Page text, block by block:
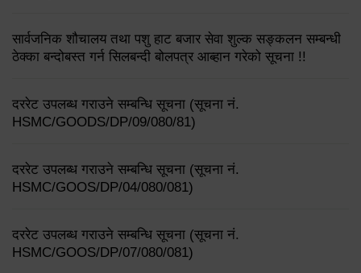
सार्वजनिक शौचालय तथा पशु हाट बजार सेवा शुल्क सङ्कलन सम्बन्धी
ठेक्का बन्दोबस्त गर्न सिलबन्दी बोलपत्र आब्हान गरेको सूचना !!
दररेट उपलब्ध गराउने सम्बन्धि सूचना (सूचना नं.
HSMC/GOODS/DP/09/080/81)
दररेट उपलब्ध गराउने सम्बन्धि सूचना (सूचना नं.
HSMC/GOOS/DP/04/080/081)
दररेट उपलब्ध गराउने सम्बन्धि सूचना (सूचना नं.
HSMC/GOOS/DP/07/080/081)